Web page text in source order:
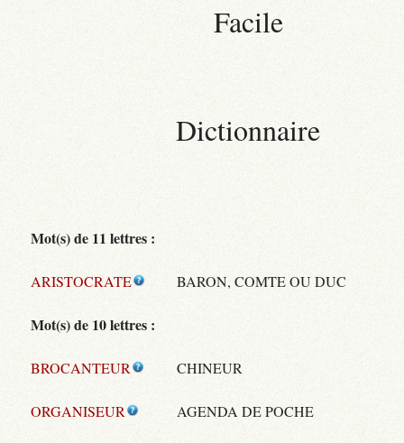
Facile
Dictionnaire
Mot(s) de 11 lettres :
ARISTOCRATE BARON, COMTE OU DUC
Mot(s) de 10 lettres :
BROCANTEUR CHINEUR
ORGANISEUR AGENDA DE POCHE